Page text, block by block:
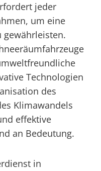
jeder
um eine
gewährleisten.
Technologien
des
Klimawandels
effektive
an Bedeutung.
in